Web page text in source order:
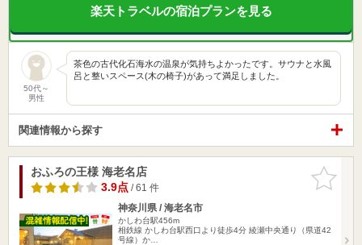
楽天トラベルの宿泊プランを見る
50代～
男性
茶色の古代化石海水の温泉が気持ちよかったです。サウナと水風
呂と整いスペース(木の椅子)があって満足しました。
関連情報から探す
お気に入
りに追加
おふろの王様 海老名店
3.9点/ 61 件
神奈川県 / 海老名市
かしわ台駅456m
相鉄線 かしわ台駅西口より徒歩4分 綾瀬中央通り（県道42
号線）か…